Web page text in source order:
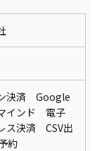
決済 Google
インド 電子
ス決済 CSV出
約